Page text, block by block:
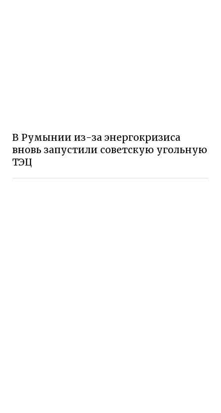
В Румынии из-за энергокризиса
вновь запустили советскую угольную
ТЭЦ